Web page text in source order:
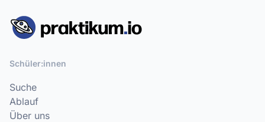
Schüler:innen
Suche
Ablauf
Über uns